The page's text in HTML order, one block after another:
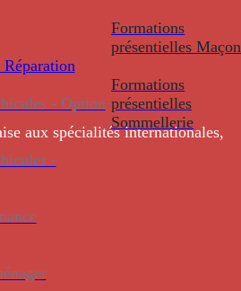
- Option
-
Formations
présentielles Maçon
Formations
présentielles
Sommellerie
aux spécialités internationales,